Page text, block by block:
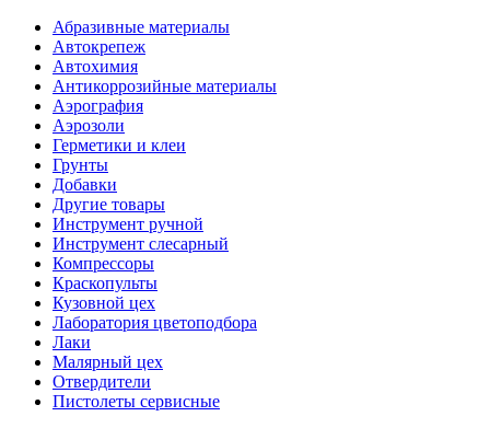
Абразивные материалы
Автокрепеж
Автохимия
Антикоррозийные материалы
Аэрография
Аэрозоли
Герметики и клеи
Грунты
Добавки
Другие товары
Инструмент ручной
Инструмент слесарный
Компрессоры
Краскопульты
Кузовной цех
Лаборатория цветоподбора
Лаки
Малярный цех
Отвердители
Пистолеты сервисные